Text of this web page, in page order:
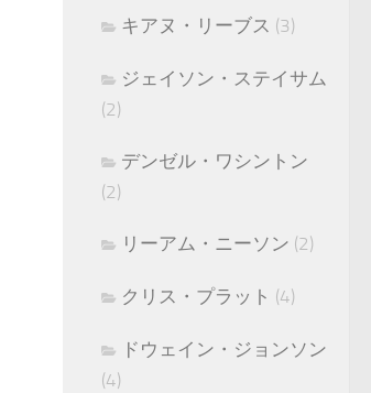
キアヌ・リーブス (3)
ジェイソン・ステイサム
(2)
デンゼル・ワシントン
(2)
リーアム・ニーソン (2)
クリス・プラット (4)
ドウェイン・ジョンソン
(4)